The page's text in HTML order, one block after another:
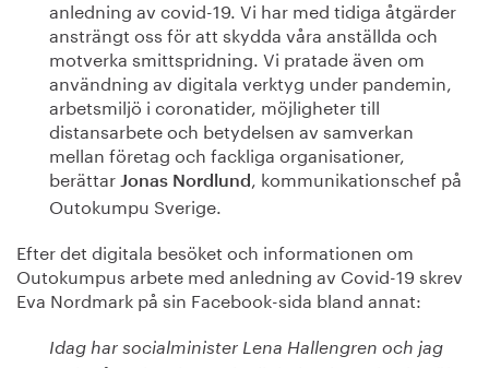
anledning av covid-19. Vi har med tidiga åtgärder
ansträngt oss för att skydda våra anställda och
motverka smittspridning. Vi pratade även om
användning av digitala verktyg under pandemin,
arbetsmiljö i coronatider, möjligheter till
distansarbete och betydelsen av samverkan
mellan företag och fackliga organisationer,
berättar Jonas Nordlund , kommunikationschef på
Outokumpu Sverige.
Efter det digitala besöket och informationen om
Outokumpus arbete med anledning av Covid-19 skrev
Eva Nordmark på sin Facebook-sida bland annat:
Idag har socialminister Lena Hallengren och jag